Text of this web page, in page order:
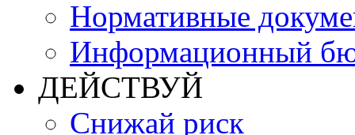
Нормативные
Информационный
ДЕЙСТВУЙ
Снижай риск